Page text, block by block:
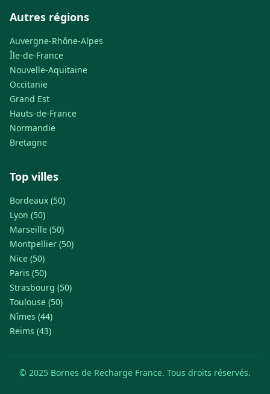
Autres régions
Auvergne-Rhône-Alpes
Île-de-France
Nouvelle-Aquitaine
Occitanie
Grand Est
Hauts-de-France
Normandie
Bretagne
Top villes
Bordeaux (50)
Lyon (50)
Marseille (50)
Montpellier (50)
Nice (50)
Paris (50)
Strasbourg (50)
Toulouse (50)
Nîmes (44)
Reims (43)
© 2025 Bornes de Recharge France. Tous droits réservés.